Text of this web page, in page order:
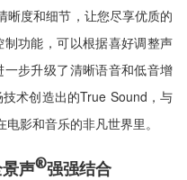
晰度和细节，让您尽享优质的
功能，可以根据喜好调整声
步升级了清晰语音和低音增
术创造出的True Sound，与
影和音乐的非凡世界里。
景声®强强结合